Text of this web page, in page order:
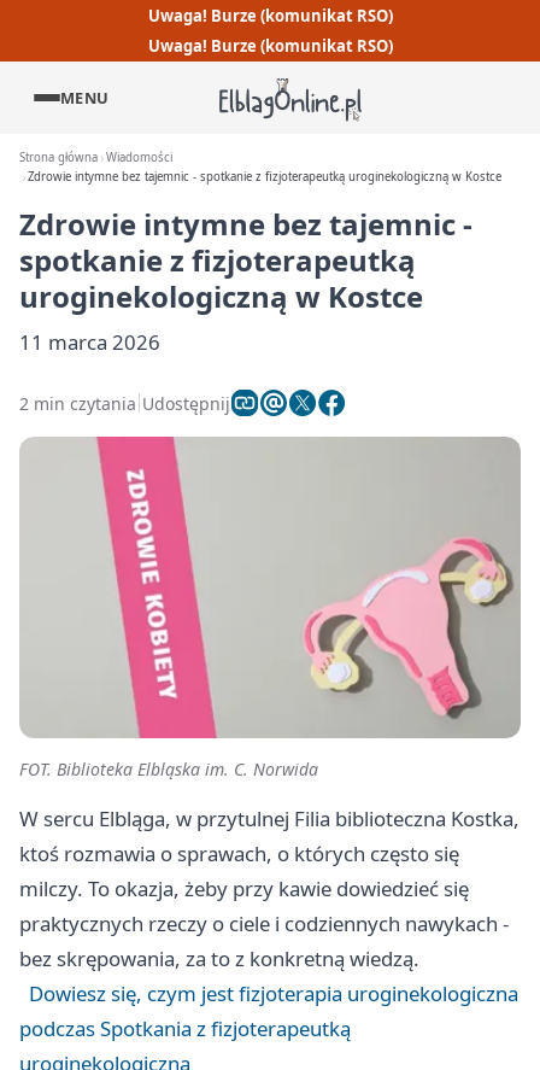
Uwaga! Burze (komunikat RSO)
Uwaga! Burze (komunikat RSO)
MENU
Strona główna Wiadomości
Zdrowie intymne bez tajemnic - spotkanie z fizjoterapeutką uroginekologiczną w Kostce
Zdrowie intymne bez tajemnic -
spotkanie z fizjoterapeutką
uroginekologiczną w Kostce
11 marca 2026
2 min czytania Udostępnij
FOT. Biblioteka Elbląska im. C. Norwida
W sercu Elbląga, w przytulnej Filia biblioteczna Kostka,
ktoś rozmawia o sprawach, o których często się
milczy. To okazja, żeby przy kawie dowiedzieć się
praktycznych rzeczy o ciele i codziennych nawykach -
bez skrępowania, za to z konkretną wiedzą.
Dowiesz się, czym jest fizjoterapia uroginekologiczna
podczas Spotkania z fizjoterapeutką
uroginekologiczną